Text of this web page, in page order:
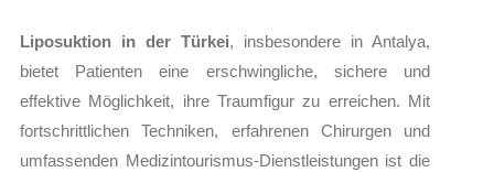
Liposuktion in der Türkei, insbesondere in Antalya,
bietet Patienten eine erschwingliche, sichere und
effektive Möglichkeit, ihre Traumfigur zu erreichen. Mit
fortschrittlichen Techniken, erfahrenen Chirurgen und
umfassenden Medizintourismus-Dienstleistungen ist die